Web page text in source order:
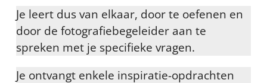
Je leert dus van elkaar, door te oefenen en
door de fotografiebegeleider aan te
spreken met je specifieke vragen.
Je ontvangt enkele inspiratie-opdrachten